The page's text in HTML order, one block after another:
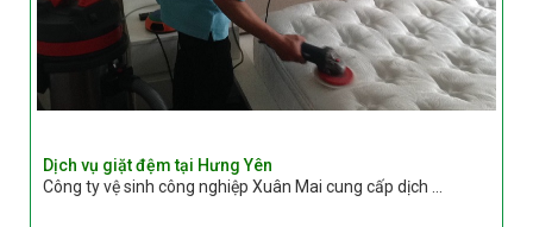
Dịch vụ giặt đệm tại Hưng Yên
Công ty vệ sinh công nghiệp Xuân Mai cung cấp dịch ...